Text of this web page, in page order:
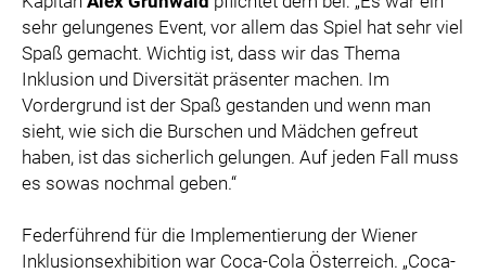
sehr gelungenes Event, vor allem das Spiel hat sehr viel
Spaß gemacht. Wichtig ist, dass wir das Thema
Inklusion und Diversität präsenter machen. Im
Vordergrund ist der Spaß gestanden und wenn man
sieht, wie sich die Burschen und Mädchen gefreut
haben, ist das sicherlich gelungen. Auf jeden Fall muss
es sowas nochmal geben.“
Federführend für die Implementierung der Wiener
Inklusionsexhibition war Coca-Cola Österreich. „Coca-